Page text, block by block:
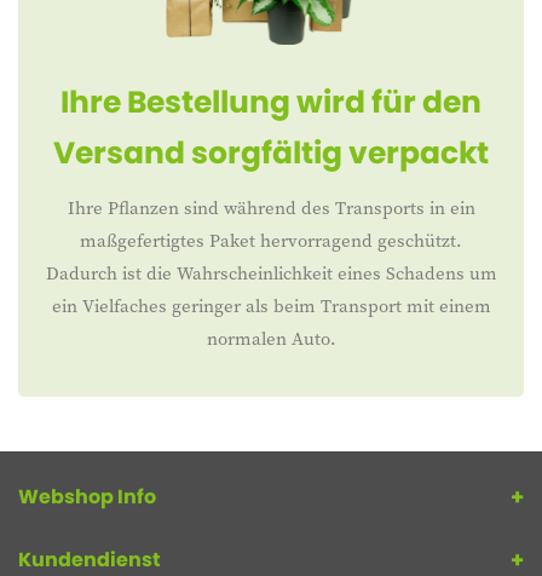
Ihre Bestellung wird für den
Versand sorgfältig verpackt
Ihre Pflanzen sind während des Transports in ein
maßgefertigtes Paket hervorragend geschützt.
Dadurch ist die Wahrscheinlichkeit eines Schadens um
ein Vielfaches geringer als beim Transport mit einem
normalen Auto.
Webshop Info
Kundendienst